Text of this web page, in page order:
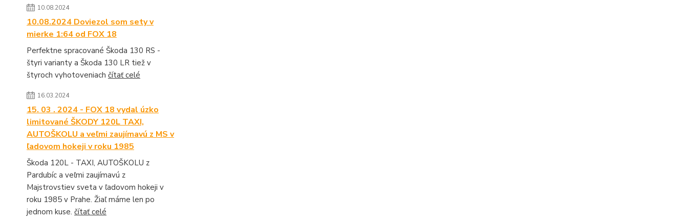
10.08.2024
10.08.2024 Doviezol som sety v
mierke 1:64 od FOX 18
Perfektne spracované Škoda 130 RS -
štyri varianty a Škoda 130 LR tiež v
štyroch vyhotoveniach čítať celé
16.03.2024
15. 03 . 2024 - FOX 18 vydal úzko
limitované ŠKODY 120L TAXI,
AUTOŠKOLU a veľmi zaujímavú z MS v
ľadovom hokeji v roku 1985
Škoda 120L - TAXI, AUTOŠKOLU z
Pardubíc a veľmi zaujímavú z
Majstrovstiev sveta v ľadovom hokeji v
roku 1985 v Prahe. Žiaľ máme len po
jednom kuse. čítať celé